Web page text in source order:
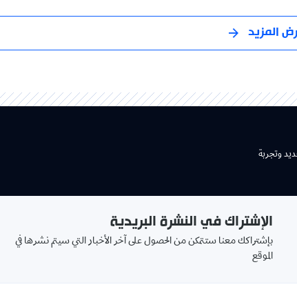
المزيد
وتجربة
الإشتراك في النشرة البريدية
بإشتراكك معنا ستتمكن من الحصول على آخر الأخبار التي سيتم نشرها في
الموقع